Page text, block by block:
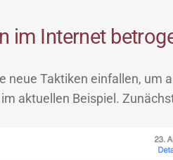
im Internet
neue Taktiken einfallen,
aktuellen Beispiel.